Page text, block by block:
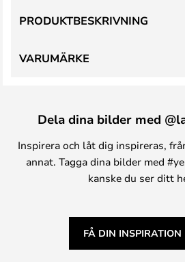
PRODUKTBESKRIVNING
VARUMÄRKE
Dela dina bilder med
Inspirera och låt dig inspireras,
annat. Tagga dina bilder med
kanske du ser ditt
FÅ DIN INSPIRATION